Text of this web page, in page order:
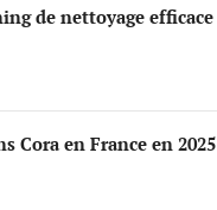
de nettoyage
Cora en France en